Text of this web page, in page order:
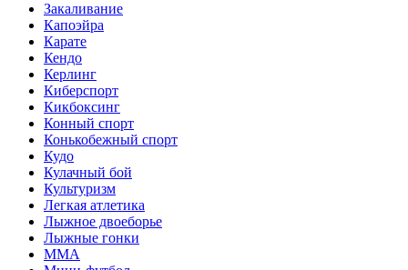
Закаливание
Капоэйра
Карате
Кендо
Керлинг
Киберспорт
Кикбоксинг
Конный спорт
Конькобежный спорт
Кудо
Кулачный бой
Культуризм
Легкая атлетика
Лыжное двоеборье
Лыжные гонки
ММА